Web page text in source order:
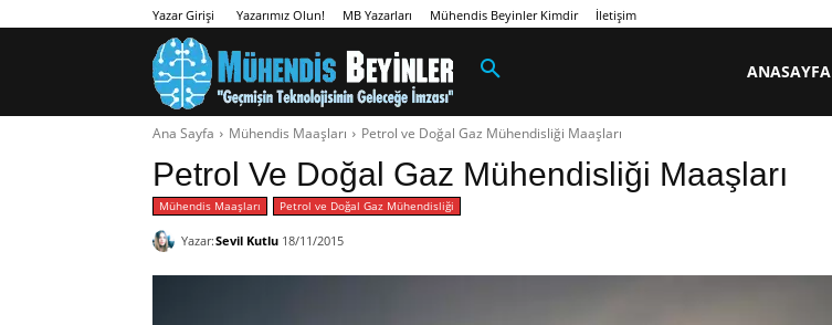
Yazar Girişi Yazarımız Olun! MB Yazarları Mühendis Beyinler Kimdir İletişim
ANASAYFA
Ana Sayfa Mühendis Maaşları Petrol ve Doğal Gaz Mühendisliği Maaşları
Petrol Ve Doğal Gaz Mühendisliği Maaşları
Mühendis Maaşları Petrol ve Doğal Gaz Mühendisliği
Yazar:Sevil Kutlu 18/11/2015